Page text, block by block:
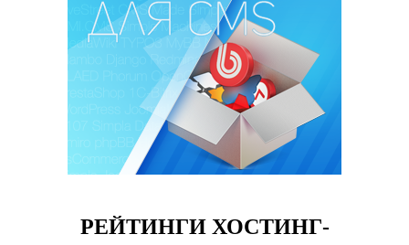
РЕЙТИНГИ ХОСТИНГ-